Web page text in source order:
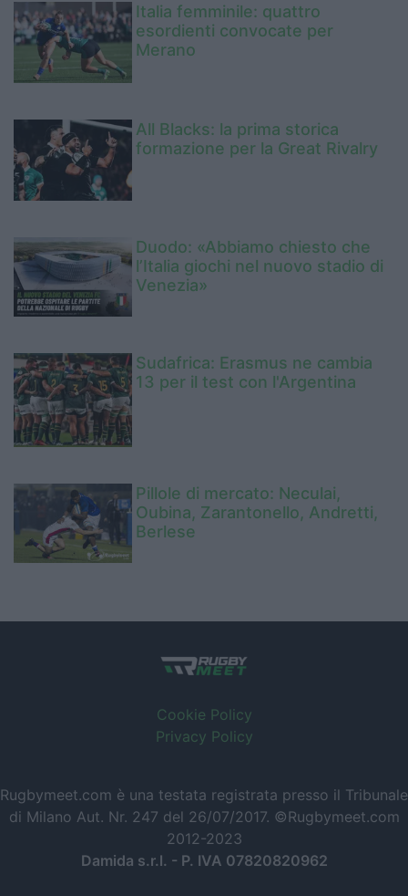
Italia femminile: quattro
esordienti convocate per
Merano
All Blacks: la prima storica
formazione per la Great Rivalry
Duodo: «Abbiamo chiesto che
l’Italia giochi nel nuovo stadio di
Venezia»
Sudafrica: Erasmus ne cambia
13 per il test con l'Argentina
Pillole di mercato: Neculai,
Oubina, Zarantonello, Andretti,
Berlese
Cookie Policy
Privacy Policy
Rugbymeet.com è una testata registrata presso il Tribunale
di Milano Aut. Nr. 247 del 26/07/2017. ©Rugbymeet.com
2012-2023
Damida s.r.l. - P. IVA 07820820962